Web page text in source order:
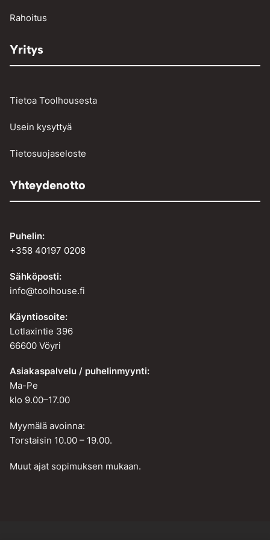
Rahoitus
Yritys
Tietoa Toolhousesta
Usein kysyttyä
Tietosuojaseloste
Yhteydenotto
Puhelin:
+358 40197 0208
Sähköposti:
info@toolhouse.fi
Käyntiosoite:
Lotlaxintie 396
66600 Vöyri
Asiakaspalvelu / puhelinmyynti:
Ma-Pe
klo 9.00–17.00
Myymälä avoinna:
Torstaisin 10.00 – 19.00.
Muut ajat sopimuksen mukaan.